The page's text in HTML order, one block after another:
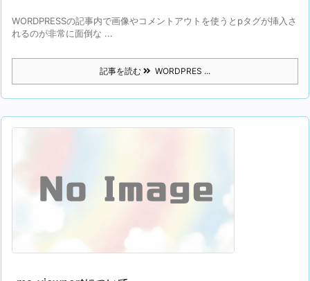
WORDPRESSの記事内で画像やコメントアウトを使うとpタグが挿入さ
れるのが非常に面倒な ...
記事を読む WORDPRES ...